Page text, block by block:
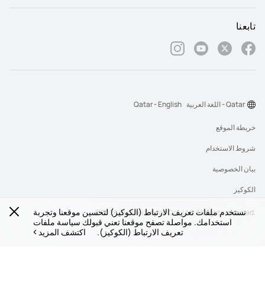
نستخدم ملفات تعريف الارتباط (الكوكيز) لتحسين موقعنا وتجربة
استخدامك. مواصلة تصفح موقعنا تعني قبولك سياسة ملفات
تعريف الارتباط (الكوكيز).
اكتشف المزيد
تابعنا
‎©2026 Huawei Device Co., Ltd. All rights reserved.‎
خريطة الموقع
شروط الاستخدام
بيان الخصوصية
الكوكيز
Qatar - اللغة العربية Qatar - English